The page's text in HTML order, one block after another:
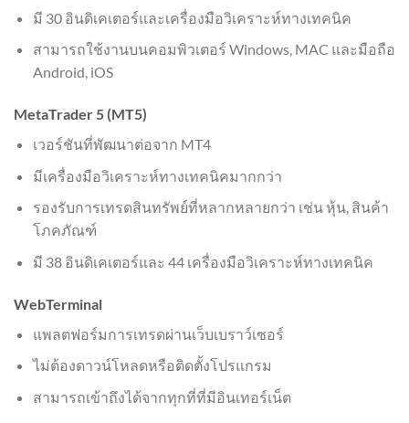
มี 30 อินดิเคเตอร์และเครื่องมือวิเคราะห์ทางเทคนิค
สามารถใช้งานบนคอมพิวเตอร์ Windows, MAC และมือถือ
Android, iOS
MetaTrader 5 (MT5)
เวอร์ชันที่พัฒนาต่อจาก MT4
มีเครื่องมือวิเคราะห์ทางเทคนิคมากกว่า
รองรับการเทรดสินทรัพย์ที่หลากหลายกว่า เช่น หุ้น, สินค้า
โภคภัณฑ์
มี 38 อินดิเคเตอร์และ 44 เครื่องมือวิเคราะห์ทางเทคนิค
WebTerminal
แพลตฟอร์มการเทรดผ่านเว็บเบราว์เซอร์
ไม่ต้องดาวน์โหลดหรือติดตั้งโปรแกรม
สามารถเข้าถึงได้จากทุกที่ที่มีอินเทอร์เน็ต